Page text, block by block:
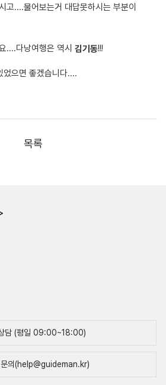
고....물어보는거 대답못하시는 부분이
....다낭여행은 역시 김기동!!!
었으면 좋겠습니다....
목록
담 (평일 09:00~18:00)
문의(help@guideman.kr)